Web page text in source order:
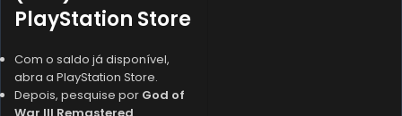
PlayStation Store
Com o saldo já disponível,
abra a PlayStation Store.
Depois, pesquise por God of